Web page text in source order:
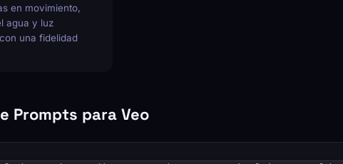
en movimiento,
agua y luz
una fidelidad
Prompts para Veo